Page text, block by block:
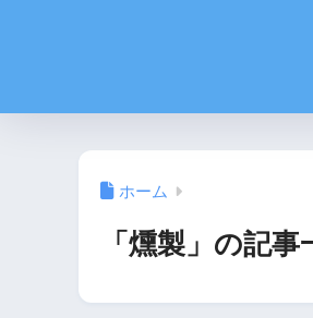
ホーム
「燻製」の記事